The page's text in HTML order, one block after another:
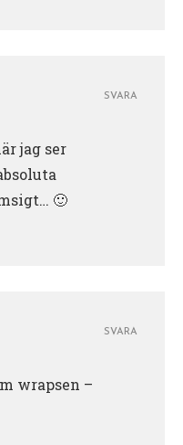
jag ser
🙂
SVARA
wrapsen –
SVARA